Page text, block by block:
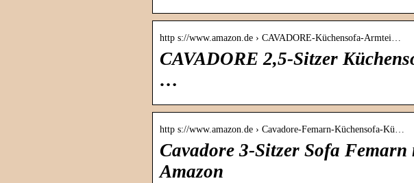
http s://www.amazon.de › CAVADORE-Küchensofa-Armtei…
CAVADORE 2,5-Sitzer
…
http s://www.amazon.de › Cavadore-Femarn-Küchensofa-Kü…
Cavadore 3-Sitzer Sofa
Amazon